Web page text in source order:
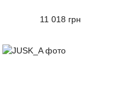
11 018 грн